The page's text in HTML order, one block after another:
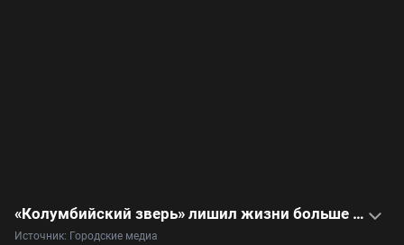
«Колумбийский зверь» лишил жизни больше сотни детей: видеоистория Луиса Гаравито
Источник: Городские медиа